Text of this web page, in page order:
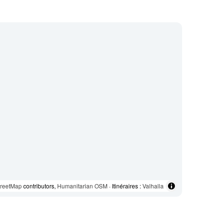
contributors, Humanitarian OSM · Itinéraires :Valhalla